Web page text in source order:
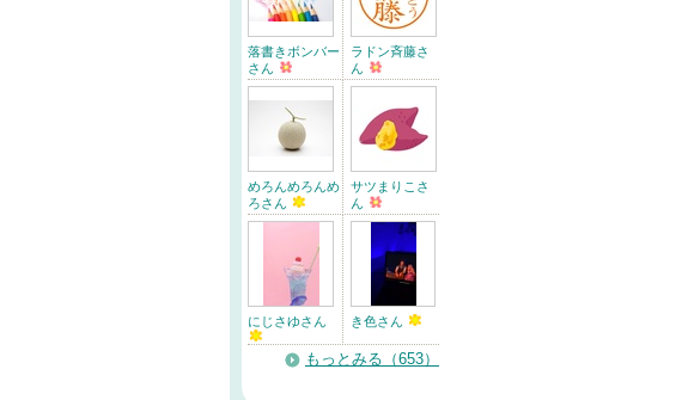
落書きボンバー
さん
ラドン斉藤さ
ん
めろんめろんめ
ろさん
サツまりこさ
ん
にじさゆさん き色さん
もっとみる（653）